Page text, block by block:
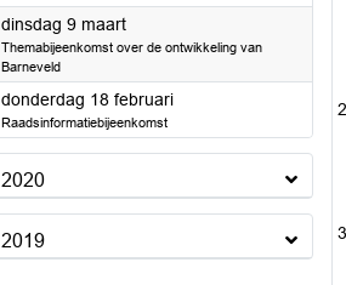
dinsdag 9 maart2021
Themabijeenkomst over de ontwikkeling van
Barneveld
donderdag 18 februari2021
Raadsinformatiebijeenkomst
2020
2019